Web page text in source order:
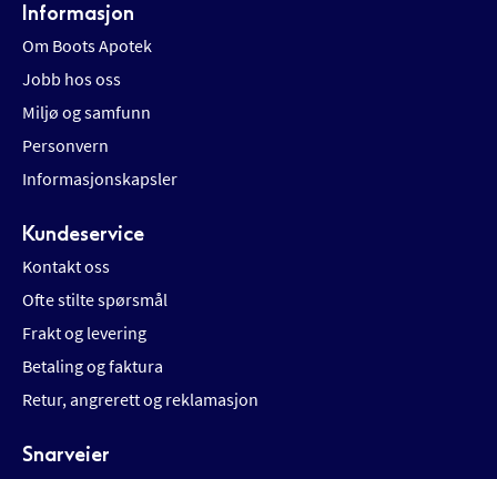
Informasjon
Om Boots Apotek
Jobb hos oss
Miljø og samfunn
Personvern
Informasjonskapsler
Kundeservice
Kontakt oss
Ofte stilte spørsmål
Frakt og levering
Betaling og faktura
Retur, angrerett og reklamasjon
Snarveier